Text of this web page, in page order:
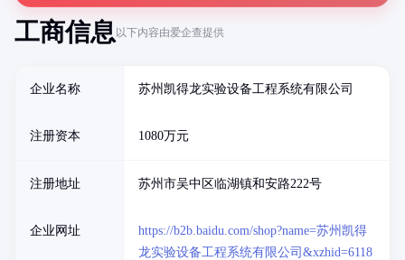
工商信息以下内容由爱企查提供
企业名称 苏州凯得龙实验设备工程系统有限公司
注册资本 1080万元
注册地址 苏州市吴中区临湖镇和安路222号
企业网址
https://b2b.baidu.com/shop?name=苏州凯得
龙实验设备工程系统有限公司&xzhid=6118